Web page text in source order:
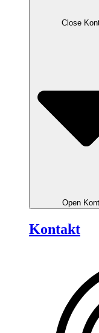
Close
Open
Kontakt